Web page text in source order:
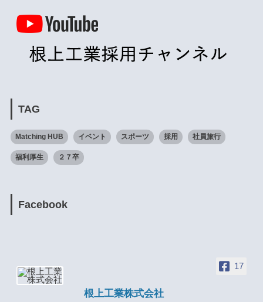
TAG
Matching HUB イベント スポーツ 採用 社員旅行
福利厚生 ２７卒
Facebook
17
根上工業株式会社